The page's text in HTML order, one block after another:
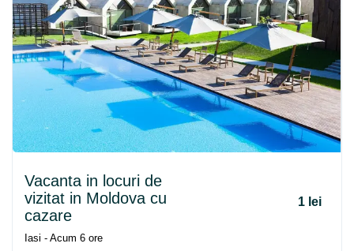
Vacanta in locuri de
vizitat in Moldova cu
cazare
1 lei
Iasi - Acum 6 ore